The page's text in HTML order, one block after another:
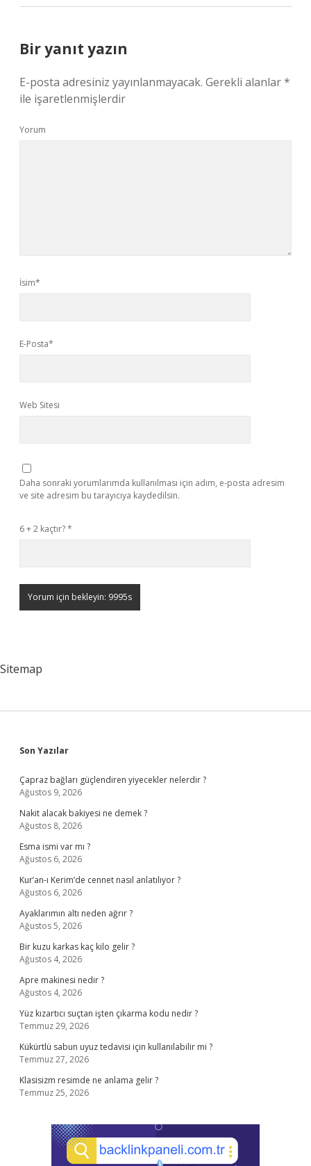
Bir yanıt yazın
E-posta adresiniz yayınlanmayacak. Gerekli alanlar*
ile işaretlenmişlerdir
Yorum
İsim*
E-Posta*
Web Sitesi
Daha sonraki yorumlarımda kullanılması için adım, e-posta adresim
ve site adresim bu tarayıcıya kaydedilsin.
6 + 2 kaçtır?*
Sitemap
Sidebar
Son Yazılar
Çapraz bağları güçlendiren yiyecekler nelerdir ?
Ağustos 9, 2026
Nakit alacak bakiyesi ne demek ?
Ağustos 8, 2026
Esma ismi var mı ?
Ağustos 6, 2026
Kur’an-ı Kerim’de cennet nasıl anlatılıyor ?
Ağustos 6, 2026
Ayaklarımın altı neden ağrır ?
Ağustos 5, 2026
Bir kuzu karkas kaç kilo gelir ?
Ağustos 4, 2026
Apre makinesi nedir ?
Ağustos 4, 2026
Yüz kızartıcı suçtan işten çıkarma kodu nedir ?
Temmuz 29, 2026
Kükürtlü sabun uyuz tedavisi için kullanılabilir mi ?
Temmuz 27, 2026
Klasisizm resimde ne anlama gelir ?
Temmuz 25, 2026